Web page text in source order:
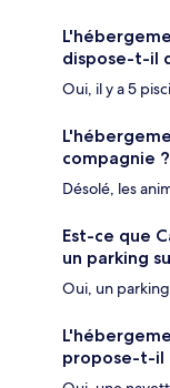
dispose-t-il
Oui, il y a 5
compagnie ?
Désolé, les
Est-ce que
un parking
Oui, un
propose-t-il